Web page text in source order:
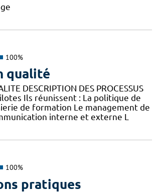
100%
qualité
DESCRIPTION DES PROCESSUS
Ils réunissent : La politique de
de formation Le management de
interne et externe L
100%
pratiques